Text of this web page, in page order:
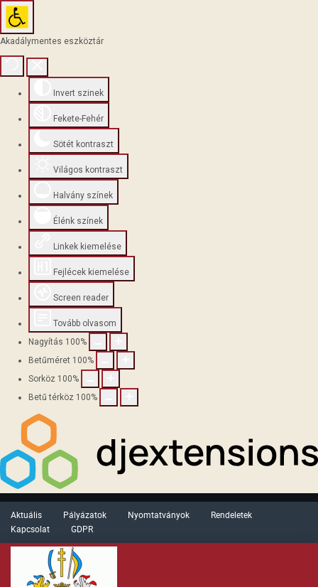
Akadálymentes eszköztár
Invert szinek
Fekete-Fehér
Sötét kontraszt
Világos kontraszt
Halvány színek
Élénk színek
Linkek kiemelése
Fejlécek kiemelése
Screen reader
Tovább olvasom
Nagyítás 100%
Betűméret 100%
Sorköz 100%
Betű térköz 100%
Aktuális Pályázatok Nyomtatványok
Rendeletek
Kapcsolat
GDPR